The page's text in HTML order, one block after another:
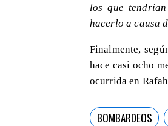
los que
hacerlo a causa
Finalmente,
hace casi ocho
ocurrida en
BOMBARDEOS